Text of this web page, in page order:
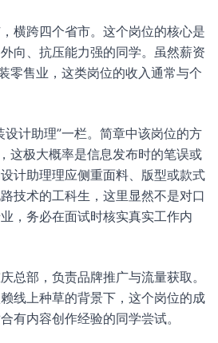
横跨四个省市。这个岗位的核心是
向、抗压能力强的同学。虽然薪资
零售业，这类岗位的收入通常与个
设计助理”一栏。简章中该岗位的方
这极大概率是信息发布时的笔误或
计助理理应侧重面料、版型或款式
技术的工科生，这里显然不是对口
，务必在面试时核实真实工作内
总部，负责品牌推广与流量获取。
线上种草的背景下，这个岗位的成
有内容创作经验的同学尝试。